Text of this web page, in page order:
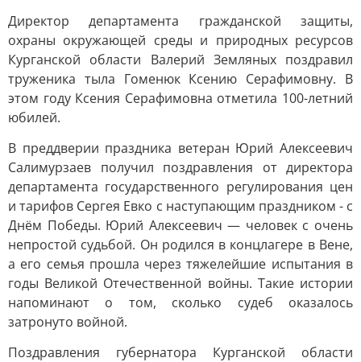
Директор департамента гражданской защиты,
охраны окружающей среды и природных ресурсов
Курганской области Валерий Земляных поздравил
труженика тыла Гоменюк Ксению Серафимовну. В
этом году Ксения Серафимовна отметила 100-летний
юбилей.
В преддверии праздника ветеран Юрий Алексеевич
Салимурзаев получил поздравления от директора
департамента государственного регулирования цен
и тарифов Сергея Евко с наступающим праздником - с
Днём Победы. Юрий Алексеевич — человек с очень
непростой судьбой. Он родился в концлагере в Вене,
а его семья прошла через тяжелейшие испытания в
годы Великой Отечественной войны. Такие истории
напоминают о том, сколько судеб оказалось
затронуто войной.
Поздравления губернатора Курганской области